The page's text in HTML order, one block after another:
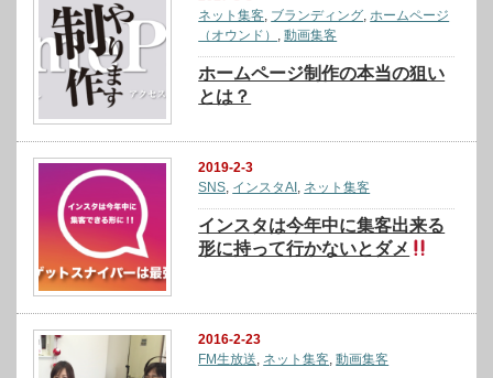
ネット集客 ブランディング ホームページ
（オウンド）
,動画集客
ホームページ制作の本当の狙い
とは？
2019-2-3
SNS, インスタAI , ネット集客
インスタは今年中に集客出来る
形に持って行かないとダメ
2016-2-23
FM生放送, ネット集客,動画集客